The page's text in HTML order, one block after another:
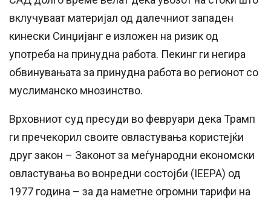
вклучуваат материјал од далечниот западен
кинески Синџијанг е изложен на ризик од
употреба на принудна работа. Пекинг ги негира
обвинувањата за принудна работа во регионот со
муслиманско мнозинство.
Врховниот суд пресуди во февруари дека Трамп
ги пречекорил своите овластувања користејќи
друг закон – Законот за меѓународни економски
овластувања во вонредни состојби (IEEPA) од
1977 година – за да наметне огромни тарифи на